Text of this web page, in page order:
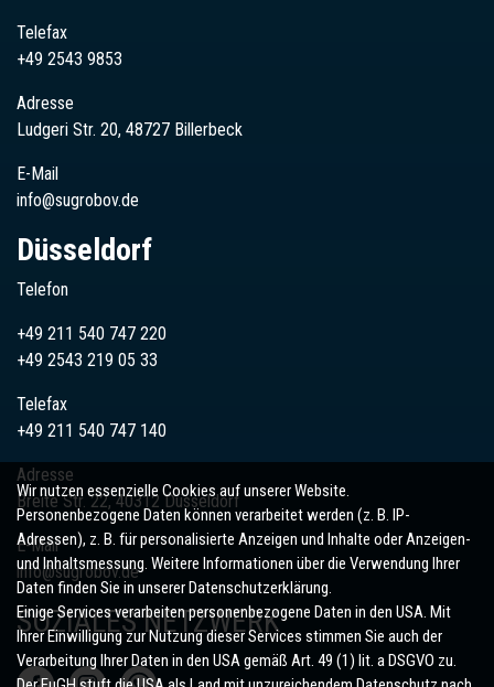
Telefax
+49 2543 9853
Adresse
Ludgeri Str. 20, 48727 Billerbeck
E-Mail
info@sugrobov.de
Düsseldorf
Telefon
+49 211 540 747 220
+49 2543 219 05 33
Telefax
+49 211 540 747 140
Adresse
Breite Str. 22, 40312 Düsseldorf
E-Mail
info@sugrobov.de
SOZIALES NETZWERK
Wir nutzen essenzielle Cookies auf unserer Website.
Personenbezogene Daten können verarbeitet werden (z. B. IP-
Adressen), z. B. für personalisierte Anzeigen und Inhalte oder Anzeigen-
und Inhaltsmessung. Weitere Informationen über die Verwendung Ihrer
Daten finden Sie in unserer Datenschutzerklärung.
Einige Services verarbeiten personenbezogene Daten in den USA. Mit
Ihrer Einwilligung zur Nutzung dieser Services stimmen Sie auch der
Verarbeitung Ihrer Daten in den USA gemäß Art. 49 (1) lit. a DSGVO zu.